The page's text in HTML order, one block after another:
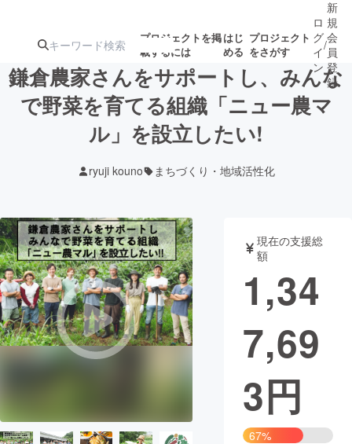
プロジェクトを掲
載するには
はじ
める
プロジェクト
をさがす
注目のリ
注目の新着プロ
ジェクト
募集終了が近いプ
テクノロジー・ガジェット
映像・映画 書籍・雑誌
ビジネス・起業 チャレンジ
CAMPFIRE for Social Good
CAMPFIRE Creation
ロ
グ
イ
ン
/
新
規
会
員
登
録
鎌倉農家さんをサポートし、みんな
で野菜を育てる組織「ニュー農マ
ル」を設立したい!
ryuji kouno まちづくり・地域活性化
現在の支援総
額
1,34
7,69
3円
67%